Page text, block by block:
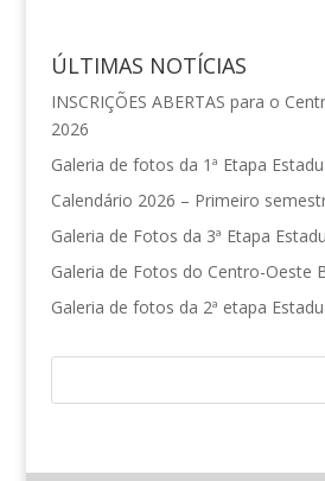
ÚLTIMAS NOTÍCIAS
INSCRIÇÕES ABERTAS para o
2026
Galeria de fotos da 1ª Etapa
Calendário 2026 – Primeiro
Galeria de Fotos da 3ª Etapa
Galeria de Fotos do Centro-Oeste
Galeria de fotos da 2ª etapa